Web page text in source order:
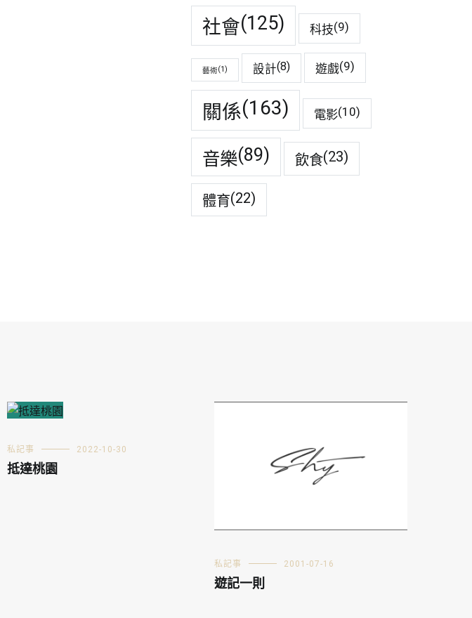
社會(125) 科技(9)
藝術(1) 設計(8) 遊戲(9)
關係(163) 電影(10)
音樂(89) 飲食(23)
體育(22)
私記事 2022-10-30
抵達桃園
私記事 2001-07-16
遊記一則